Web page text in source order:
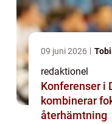
09 juni 2026
redaktionel
Konferenser i
kombinerar
återhämtning